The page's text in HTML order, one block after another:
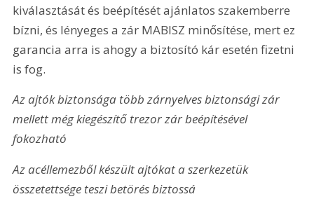
kiválasztását és beépítését ajánlatos szakemberre
bízni, és lényeges a zár MABISZ minősítése, mert ez
garancia arra is ahogy a biztosító kár esetén fizetni
is fog.
Az ajtók biztonsága több zárnyelves biztonsági zár
mellett még kiegészítő trezor zár beépítésével
fokozható
Az acéllemezből készült ajtókat a szerkezetük
összetettsége teszi betörés biztossá